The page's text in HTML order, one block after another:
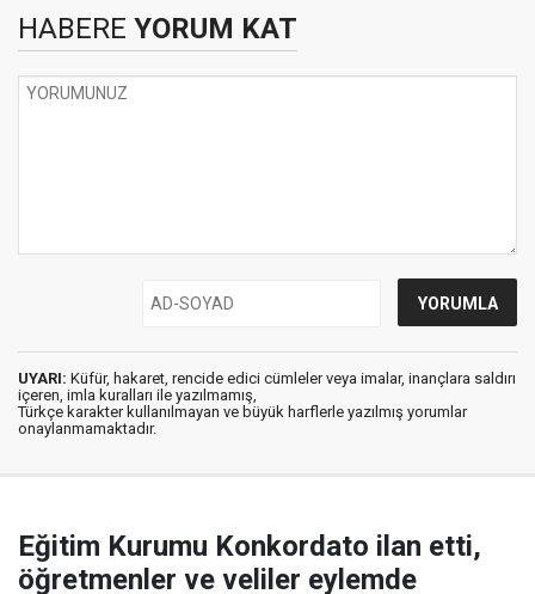
HABERE YORUM KAT
UYARI: Küfür, hakaret, rencide edici cümleler veya imalar, inançlara saldırı
içeren, imla kuralları ile yazılmamış,
Türkçe karakter kullanılmayan ve büyük harflerle yazılmış yorumlar
onaylanmamaktadır.
Eğitim Kurumu Konkordato ilan etti,
öğretmenler ve veliler eylemde